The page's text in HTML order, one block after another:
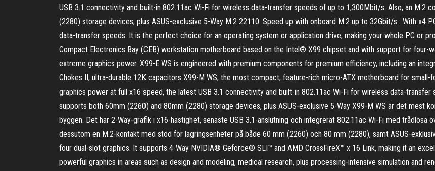
USB 3.1 connectivity and built-in 802.11ac Wi-Fi for wireless data-transfer speeds of up to 1,300Mbit/s. Also, an M.2
(2280) storage devices, plus ASUS-exclusive 5-Way M.2 22110. Speed up with onboard M.2 up to 32Gbit/s . With x4
data-transfer speeds. It is the perfect choice for an operating system or application drive, making your whole PC or
Compact Electronics Bay (CEB) workstation motherboard based on the Intel® X99 chipset and with support for four-
extreme graphics power. X99-E WS is engineered with premium components for premium efficiency, including an
Chokes II, ultra-durable 12K capacitors X99-M WS, the most compact, feature-rich micro-ATX motherboard for
graphics power at full x16 speed, the latest USB 3.1 connectivity and built-in 802.11ac Wi-Fi for wireless data-
supports both 60mm (2260) and 80mm (2280) storage devices, plus ASUS-exclusive 5-Way X99-M WS är det mest
byggen. Det har 2-Way-grafik i x16-hastighet, senaste USB 3.1-anslutning och integrerat 802.11ac Wi-Fi med
dessutom en M.2-kontakt med stöd för lagringsenheter på både 60 mm (2260) och 80 mm (2280), samt ASUS-
four dual-slot graphics. It supports 4-Way NVIDIA® Geforce® SLI™ and AMD CrossFireX™ x 16 Link, making it an
powerful graphics in areas such as design and modeling, medical research, plus processing-intensive simulation and